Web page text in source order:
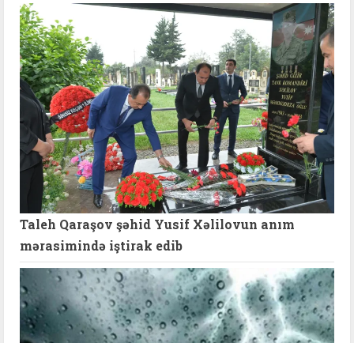
Taleh Qaraşov şəhid Yusif Xəlilovun anım
mərasimində iştirak edib